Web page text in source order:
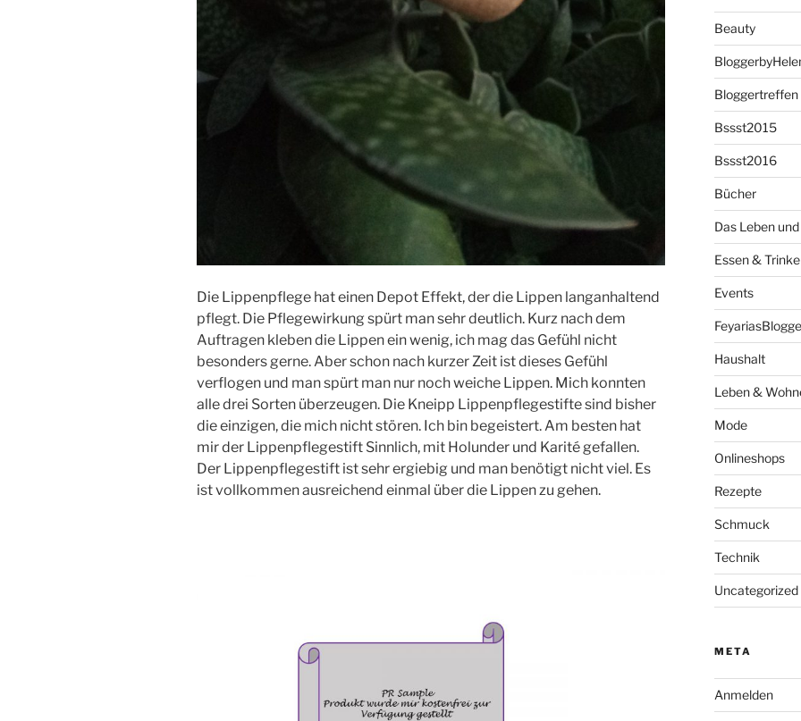
Die Lippenpflege hat einen Depot Effekt, der die Lippen langanhaltend
pflegt. Die Pflegewirkung spürt man sehr deutlich. Kurz nach dem
Auftragen kleben die Lippen ein wenig, ich mag das Gefühl nicht
besonders gerne. Aber schon nach kurzer Zeit ist dieses Gefühl
verflogen und man spürt man nur noch weiche Lippen. Mich konnten
alle drei Sorten überzeugen. Die Kneipp Lippenpflegestifte sind bisher
die einzigen, die mich nicht stören. Ich bin begeistert. Am besten hat
mir der Lippenpflegestift Sinnlich, mit Holunder und Karité gefallen.
Der Lippenpflegestift ist sehr ergiebig und man benötigt nicht viel. Es
ist vollkommen ausreichend einmal über die Lippen zu gehen.
Beauty
Bloggertreffen
Bssst2015
Bssst2016
Bücher
Das Leben
Essen &
Events
Haushalt
Leben &
Mode
Onlineshops
Rezepte
Schmuck
Technik
Uncategorized
META
Anmelden